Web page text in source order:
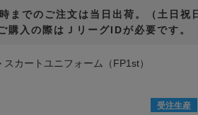
までのご注文は当日出荷。（土日祝
購入の際はＪリーグIDが必要です。
スカートユニフォーム（FP1st）
受注生産